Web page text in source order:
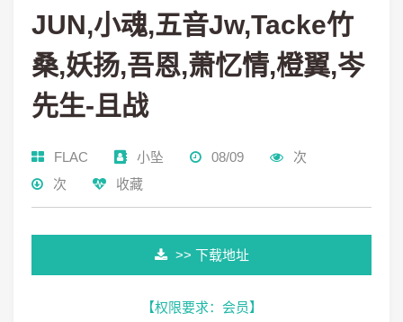
JUN,小魂,五音Jw,Tacke竹
桑,妖扬,吾恩,萧忆情,橙翼,岑
先生-且战
FLAC 小坠 08/09
次
次
收藏
>> 下载地址
【权限要求： 会员】